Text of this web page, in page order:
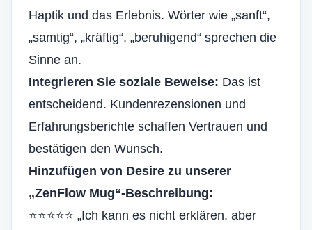
Haptik und das Erlebnis. Wörter wie „sanft“,
„samtig“, „kräftig“, „beruhigend“ sprechen die
Sinne an.
Integrieren Sie soziale Beweise: Das ist
entscheidend. Kundenrezensionen und
Erfahrungsberichte schaffen Vertrauen und
bestätigen den Wunsch.
Hinzufügen von Desire zu unserer
„ZenFlow Mug“-Beschreibung:
⭐⭐⭐⭐⭐ „Ich kann es nicht erklären, aber